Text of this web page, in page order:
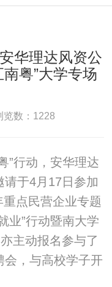
华理达风资公
粤”大学专场
览数：1228
”行动，安华理达
请于4月17日参加
重点民营企业专题
业”行动暨南大学
主动报名参与了
会，与高校学子开